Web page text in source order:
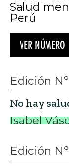
Salud
Perú
VER NÚMERO
Edición Nº
No hay
Isabel
Edición Nº